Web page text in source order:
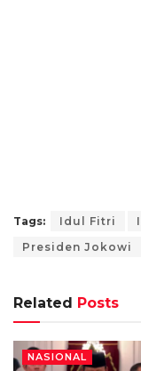
Tags: Idul Fitri
Presiden Jokowi
Related Posts
NASIONAL